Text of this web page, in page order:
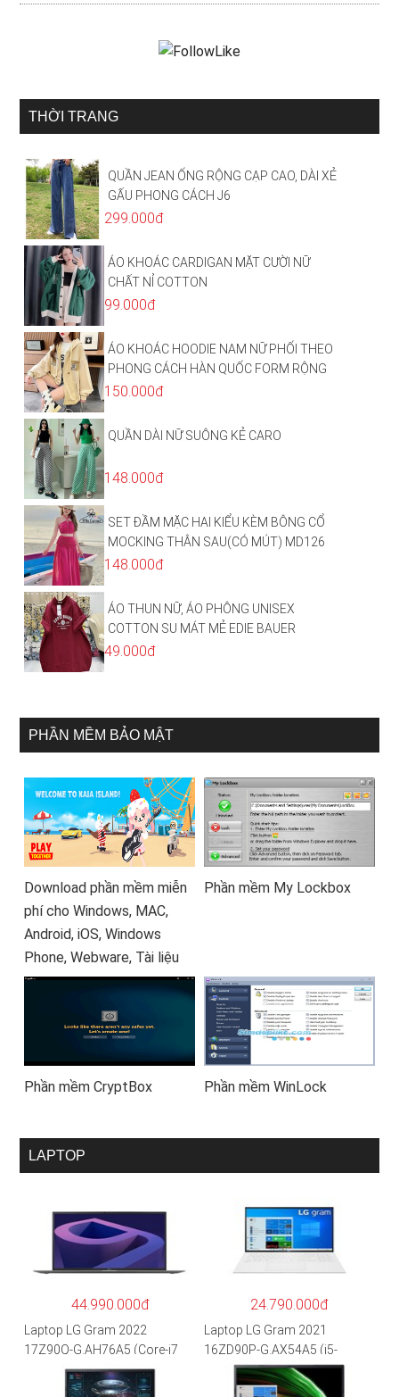
THỜI TRANG
QUẦN JEAN ỐNG RỘNG CẠP CAO, DÀI XẺ
GẤU PHONG CÁCH J6
299.000đ
ÁO KHOÁC CARDIGAN MẶT CƯỜI NỮ
CHẤT NỈ COTTON
99.000đ
ÁO KHOÁC HOODIE NAM NỮ PHỐI THEO
PHONG CÁCH HÀN QUỐC FORM RỘNG
HÌNH THÊU SIÊU ĐẸP CỰC CHẤT LƯỢNG
150.000đ
QUẦN DÀI NỮ SUÔNG KẺ CARO
148.000đ
SET ĐẦM MẶC HAI KIỂU KÈM BÔNG CỔ
MOCKING THÂN SAU(CÓ MÚT) MD126
148.000đ
ÁO THUN NỮ, ÁO PHÔNG UNISEX
COTTON SU MÁT MẺ EDIE BAUER
49.000đ
PHẦN MỀM BẢO MẬT
Download phần mềm miễn
phí cho Windows, MAC,
Android, iOS, Windows
Phone, Webware, Tài liệu
Phần mềm My Lockbox
Phần mềm CryptBox Phần mềm WinLock
LAPTOP
44.990.000đ
Laptop LG Gram 2022
17Z90Q-G.AH76A5 (Core-i7
1260P/16GB/512GB/17″
WQXGA/Win 11/Xám)
24.790.000đ
Laptop LG Gram 2021
16ZD90P-G.AX54A5 (i5-
1135G7/8GB RAM/512GB
SSD/16″WQXGA/Dos/Trắng)